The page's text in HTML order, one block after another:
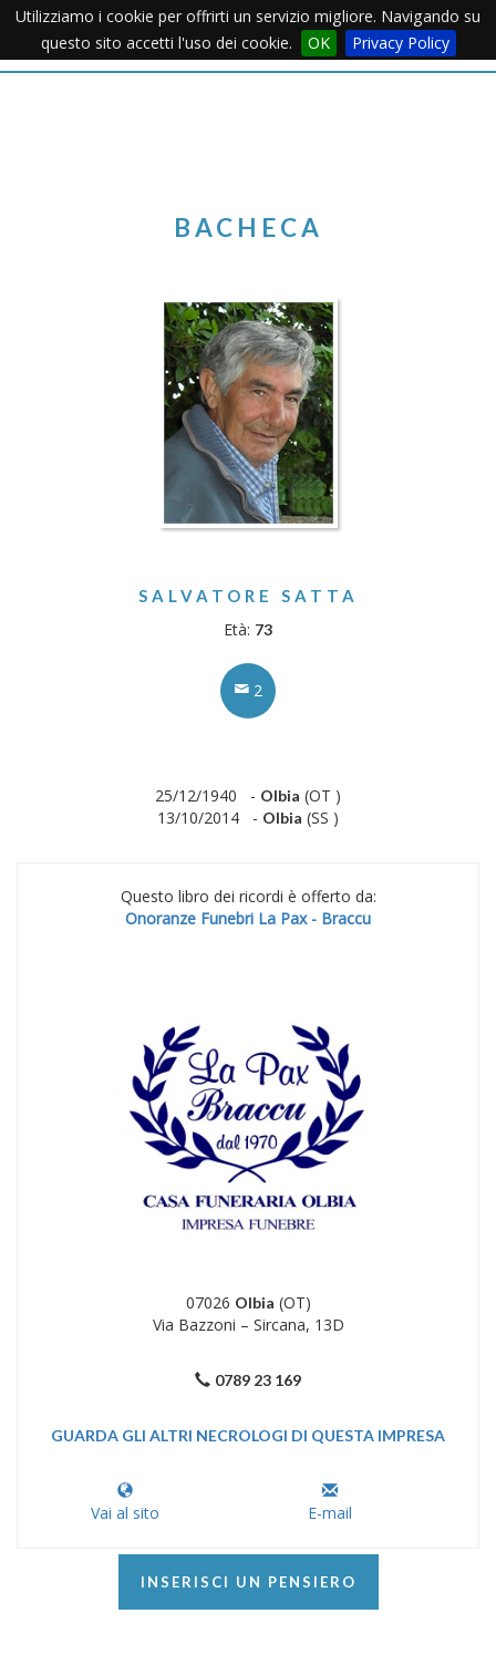
Utilizziamo i cookie per offrirti un servizio migliore. Navigando su
questo sito accetti l'uso dei cookie.
OK Privacy PolicyMenu
BACHECA
SALVATORE SATTA
Età: 73
2
25/12/1940 - Olbia (OT )
13/10/2014 - Olbia (SS )
Questo libro dei ricordi è offerto da:
Onoranze Funebri La Pax - Braccu
07026 Olbia (OT)
Via Bazzoni – Sircana, 13D
0789 23 169
GUARDA GLI ALTRI NECROLOGI DI QUESTA IMPRESA
Vai al sito E-mail
INSERISCI UN PENSIERO